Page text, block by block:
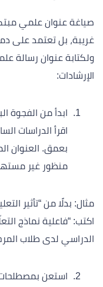
صياغة عنوان علمي
غريبة، بل تعتمد على
ولكتابة عنوان رسالة
الإرشادات:
ابدأ من الفجوة
اقرأ الدراسات
بعمق. العنوان
منظور غير
مثال: بدلًا من “تأثير
اكتب: “فاعلية نماذج
الدراسي لدى طلاب
استعن